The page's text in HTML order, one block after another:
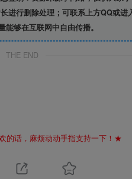
进行删除处理；可联系上方QQ或进
够在互联网中自由传播。
THE END
的话，麻烦动动手指支持一下！★